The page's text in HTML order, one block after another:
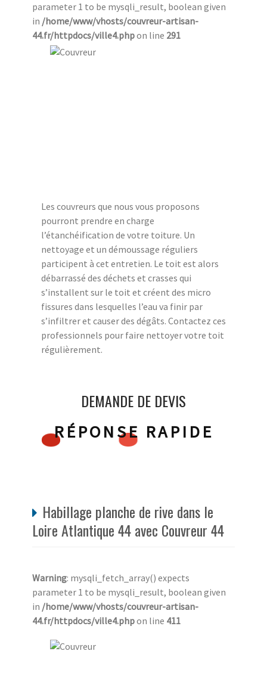
parameter 1 to be mysqli_result, boolean given
in /home/www/vhosts/couvreur-artisan-
44.fr/httpdocs/ville4.phpon line 291
Les couvreurs que nous vous proposons
pourront prendre en charge
l’étanchéification de votre toiture. Un
nettoyage et un démoussage réguliers
participent à cet entretien. Le toit est alors
débarrassé des déchets et crasses qui
s’installent sur le toit et créent des micro
fissures dans lesquelles l’eau va finir par
s’infiltrer et causer des dégâts. Contactez ces
professionnels pour faire nettoyer votre toit
régulièrement.
DEMANDE DE DEVIS
RÉPONSE RAPIDE
Habillage planche de rive dans le
Loire Atlantique 44 avec Couvreur 44
Warning: mysqli_fetch_array() expects
parameter 1 to be mysqli_result, boolean given
in /home/www/vhosts/couvreur-artisan-
44.fr/httpdocs/ville4.phpon line 411